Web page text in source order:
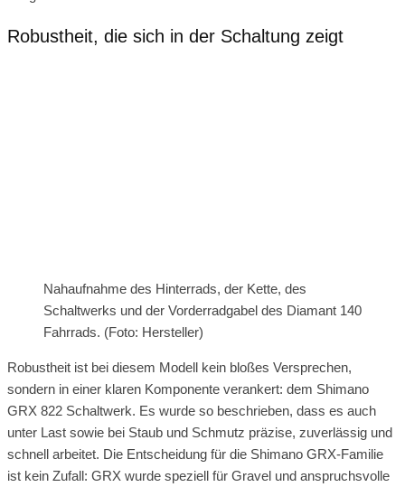
Robustheit, die sich in der Schaltung zeigt
Nahaufnahme des Hinterrads, der Kette, des
Schaltwerks und der Vorderradgabel des Diamant 140
Fahrrads. (Foto: Hersteller)
Robustheit ist bei diesem Modell kein bloßes Versprechen,
sondern in einer klaren Komponente verankert: dem Shimano
GRX 822 Schaltwerk. Es wurde so beschrieben, dass es auch
unter Last sowie bei Staub und Schmutz präzise, zuverlässig und
schnell arbeitet. Die Entscheidung für die Shimano GRX‑Familie
ist kein Zufall: GRX wurde speziell für Gravel und anspruchsvolle